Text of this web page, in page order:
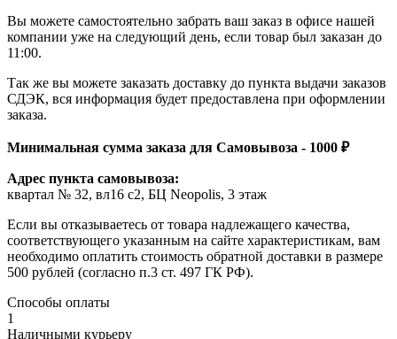
Вы можете самостоятельно забрать ваш заказ в офисе нашей
компании уже на следующий день, если товар был заказан до
11:00.
Так же вы можете заказать доставку до пункта выдачи заказов
СДЭК, вся информация будет предоставлена при оформлении
заказа.
Минимальная сумма заказа для Самовывоза - 1000 ₽
Адрес пункта самовывоза:
квартал № 32, вл16 с2, БЦ Neopolis, 3 этаж
Если вы отказываетесь от товара надлежащего качества,
соответствующего указанным на сайте характеристикам, вам
необходимо оплатить стоимость обратной доставки в размере
500 рублей (согласно п.3 ст. 497 ГК РФ).
Способы оплаты
1
Наличными курьеру